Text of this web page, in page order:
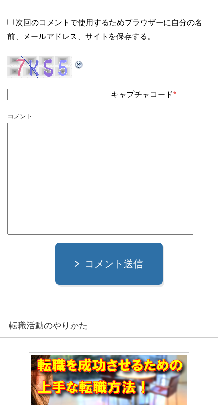
次回のコメントで使用するためブラウザーに自分の名
前、メールアドレス、サイトを保存する。
キャプチャコード*
コメント
コメント送信
転職活動のやりかた